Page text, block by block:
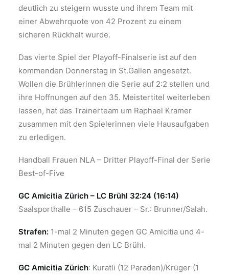
deutlich zu steigern wusste und ihrem Team mit
einer Abwehrquote von 42 Prozent zu einem
sicheren Rückhalt wurde.
Das vierte Spiel der Playoff-Finalserie ist auf den
kommenden Donnerstag in St.Gallen angesetzt.
Wollen die Brühlerinnen die Serie auf 2:2 stellen und
ihre Hoffnungen auf den 35. Meistertitel weiterleben
lassen, hat das Trainerteam um Raphael Kramer
zusammen mit den Spielerinnen viele Hausaufgaben
zu erledigen.
Handball Frauen NLA – Dritter Playoff-Final der Serie
Best-of-Five
GC Amicitia Zürich – LC Brühl 32:24 (16:14)
Saalsporthalle – 615 Zuschauer – Sr.: Brunner/Salah.
Strafen: 1-mal 2 Minuten gegen GC Amicitia und 4-
mal 2 Minuten gegen den LC Brühl.
GC Amicitia Zürich: Kuratli (12 Paraden)/Krüger (1